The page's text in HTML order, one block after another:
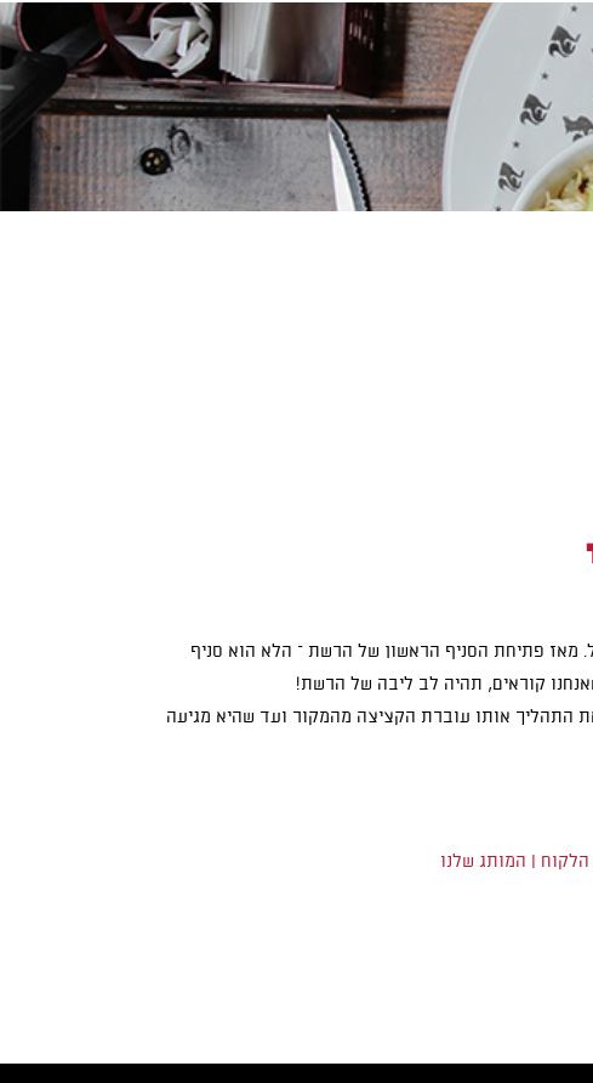
מאז פתיחת הסניף הראשון של הרשת – הלא הוא סניף
קוראים, תהיה לב ליבה של הרשת!
התהליך אותו עוברת הקציצה מהמקור ועד שהיא מגיעה
הלקוח | המותג שלנו